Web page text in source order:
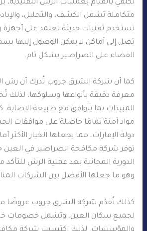
تكتفي بالقيام بعمليات الرش التقليدية،
متكاملة تشمل الكشف، والتحليل،
تستخدم تقنيات حديثة تعتمد على
تصل إلى أماكن لا يمكن الوصول إليها
القضاء على الصراصير بشكل تام.
كما أن شركة الشرق جروب تُدرك أن رش
معرفة دقيقة بأنواعها وسلوكها،
المبيدات بما يتوافق مع طبيعة
مواد آمنة تمامًا حاصلة على موافقات
دولة الإمارات، مما يجعلها الخيار الأكثر
توفر شركة مكافحة الصراصير في العين
الدورية المجانية بعد عملية الرش للتأكد
وهو ما جعلها الأفضل بين الشركات
كذلك تُقدّم شركة الشرق جروب عروضًا
لجميع سكان العين، وتشمل خصومات